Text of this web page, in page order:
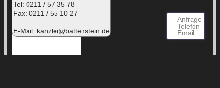
Tel: 0211 / 57 35 78
Fax: 0211 / 55 10 27
E-Mail: kanzlei@battenstein.de
Anfrage
Telefon
Email